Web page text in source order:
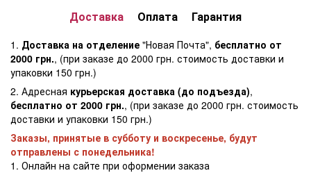
Доставка Оплата Гарантия
1. Доставка на отделение "Новая Почта", бесплатно от
2000 грн., (при заказе до 2000 грн. стоимость доставки и
упаковки 150 грн.)
2. Адресная курьерская доставка (до подъезда),
бесплатно от 2000 грн., (при заказе до 2000 грн. стоимость
доставки и упаковки 150 грн.)
Заказы, принятые в субботу и воскресенье, будут
отправлены с понедельника!
1. Онлайн на сайте при оформении заказа